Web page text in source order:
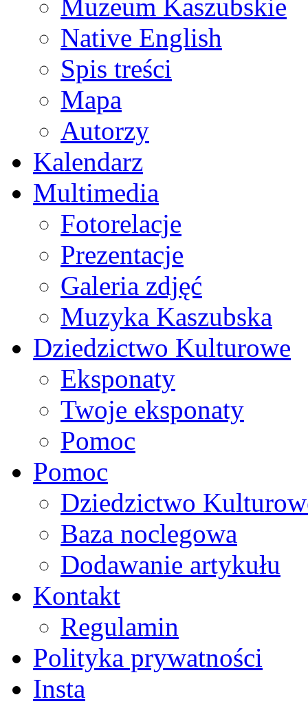
Muzeum Kaszubskie
Native English
Spis treści
Mapa
Autorzy
Kalendarz
Multimedia
Fotorelacje
Prezentacje
Galeria zdjęć
Muzyka Kaszubska
Dziedzictwo Kulturowe
Eksponaty
Twoje eksponaty
Pomoc
Pomoc
Dziedzictwo
Baza noclegowa
Dodawanie artykułu
Kontakt
Regulamin
Polityka prywatności
Insta